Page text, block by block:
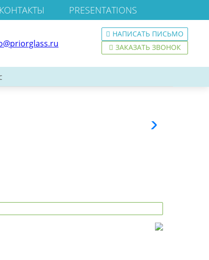
КОНТАКТЫ PRESENTATIONS
НАПИСАТЬ ПИСЬМО
ЗАКАЗАТЬ ЗВОНОК